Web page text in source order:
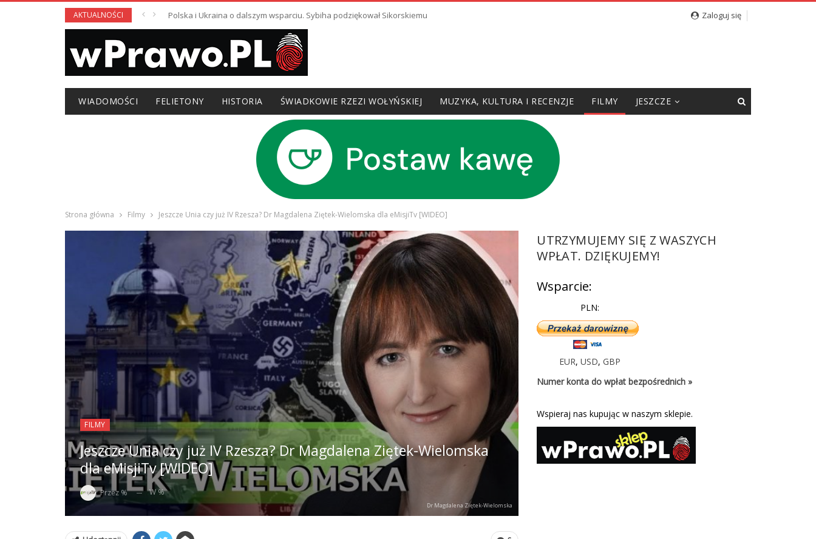
AKTUALNOŚCI Polska i Ukraina o dalszym wsparciu. Sybiha podziękował Sikorskiemu Zaloguj się
WIADOMOŚCI FELIETONY HISTORIA ŚWIADKOWIE RZEZI WOŁYŃSKIEJ MUZYKA, KULTURA I RECENZJE FILMY JESZCZE
Strona główna Filmy Jeszcze Unia czy już IV Rzesza? Dr Magdalena Ziętek-Wielomska dla eMisjiTv [WIDEO]
FILMY
Jeszcze Unia czy już IV Rzesza? Dr Magdalena Ziętek-Wielomska
dla eMisjiTv [WIDEO]
Przez % W %
Dr Magdalena Ziętek-Wielomska
UTRZYMUJEMY SIĘ Z WASZYCH
WPŁAT. DZIĘKUJEMY!
Wsparcie:
PLN:
EUR,USD,GBP
Numer konta do wpłat bezpośrednich »
Wspieraj nas kupując w naszym sklepie.